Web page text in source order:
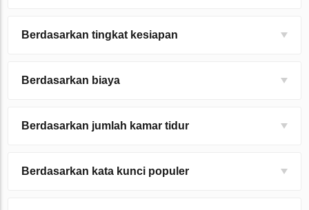
Berdasarkan tingkat kesiapan
Berdasarkan biaya
Berdasarkan jumlah kamar tidur
Berdasarkan kata kunci populer